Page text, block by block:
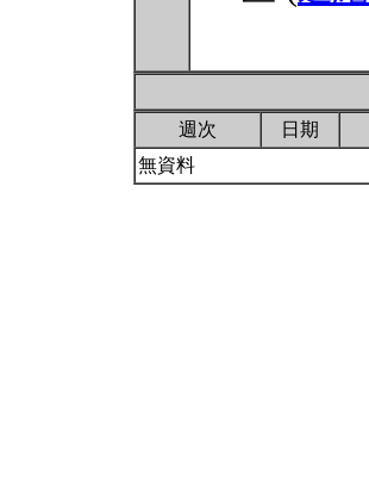
週次
日期
無資料